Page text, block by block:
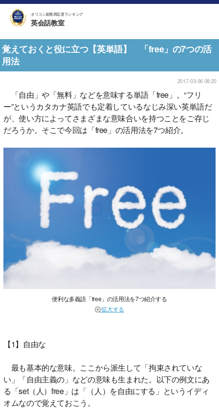
オリコン顧客満足度ランキング
英会話教室
覚えておくと役に立つ【英単語】 「free」の7つの活
用法
2017-03-06 08:20
「自由」や「無料」などを意味する単語「free」。“フリ
ー”というカタカナ英語でも定着しているなじみ深い英単語だ
が、使い方によってさまざまな意味合いを持つことをご存じ
だろうか。そこで今回は「free」の活用法を7つ紹介。
便利な多義語「free」の活用法を7つ紹介する
拡大する
【1】自由な
最も基本的な意味。ここから派生して「拘束されていな
い」「自由主義の」などの意味も生まれた。以下の例文にあ
る「set（人）free」は「（人）を自由にする」というイディ
オムなので覚えておこう。